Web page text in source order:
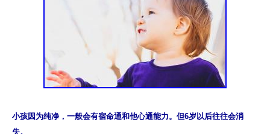
小孩因为纯净，一般会有宿命通和他心通能力。但6岁以后往往会消